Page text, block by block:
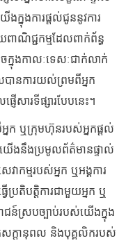
ក្នុងការផ្តល់ជូននូវការ
ពាណិជ្ជកម្មដែលពាក់ព័ន្ធ
ក្នុងកាលៈទេសៈជាក់លាក់
បានការយល់ព្រមពីអ្នក
សារទីផ្សារបែបនេះ។
អ្នក ឬក្រុមហ៊ុនរបស់អ្នកផ្តល់
យើងនឹងប្រមូលព័ត៌មានផ្ទាល់
ាកម្មរបស់អ្នក ឬអង្គការ
រតិបត្តិការជាមួយអ្នក ឬ
ជន៍ស្របច្បាប់របស់យើងក្នុង
ក្តានុពល និងបុគ្គលិករបស់